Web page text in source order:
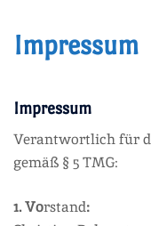
Impressum
Impressum
Verantwortlich für
gemäß § 5 TMG:
1. Vorstand: